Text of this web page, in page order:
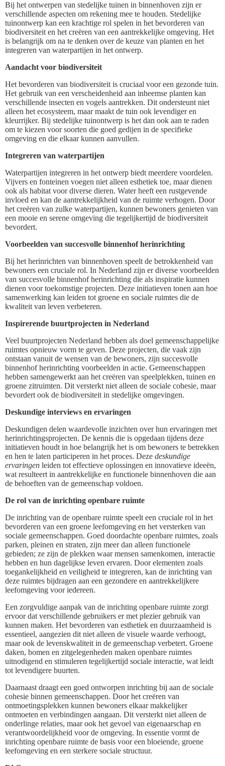
Bij het ontwerpen van stedelijke tuinen in binnenhoven zijn er
verschillende aspecten om rekening mee te houden. Stedelijke
tuinontwerp kan een krachtige rol spelen in het bevorderen van
biodiversiteit en het creëren van een aantrekkelijke omgeving. Het
is belangrijk om na te denken over de keuze van planten en het
integreren van waterpartijen in het ontwerp.
Aandacht voor biodiversiteit
Het bevorderen van biodiversiteit is cruciaal voor een gezonde tuin.
Het gebruik van een verscheidenheid aan inheemse planten kan
verschillende insecten en vogels aantrekken. Dit ondersteunt niet
alleen het ecosysteem, maar maakt de tuin ook levendiger en
kleurrijker. Bij stedelijke tuinontwerp is het dan ook aan te raden
om te kiezen voor soorten die goed gedijen in de specifieke
omgeving en die elkaar kunnen aanvullen.
Integreren van waterpartijen
Waterpartijen integreren in het ontwerp biedt meerdere voordelen.
Vijvers en fonteinen voegen niet alleen esthetiek toe, maar dienen
ook als habitat voor diverse dieren. Water heeft een rustgevende
invloed en kan de aantrekkelijkheid van de ruimte verhogen. Door
het creëren van zulke waterpartijen, kunnen bewoners genieten van
een mooie en serene omgeving die tegelijkertijd de biodiversiteit
bevordert.
Voorbeelden van succesvolle binnenhof herinrichting
Bij het herinrichten van binnenhoven speelt de betrokkenheid van
bewoners een cruciale rol. In Nederland zijn er diverse voorbeelden
van succesvolle binnenhof herinrichting die als inspiratie kunnen
dienen voor toekomstige projecten. Deze initiatieven tonen aan hoe
samenwerking kan leiden tot groene en sociale ruimtes die de
kwaliteit van leven verbeteren.
Inspirerende buurtprojecten in Nederland
Veel buurtprojecten Nederland hebben als doel gemeenschappelijke
ruimtes opnieuw vorm te geven. Deze projecten, die vaak zijn
ontstaan vanuit de wensen van de bewoners, zijn succesvolle
binnenhof herinrichting voorbeelden in actie. Gemeenschappen
hebben samengewerkt aan het creëren van speelplekken, tuinen en
groene zitruimten. Dit versterkt niet alleen de sociale cohesie, maar
bevordert ook de biodiversiteit in stedelijke omgevingen.
Deskundige interviews en ervaringen
Deskundigen delen waardevolle inzichten over hun ervaringen met
herinrichtingsprojecten. De kennis die is opgedaan tijdens deze
initiatieven houdt in hoe belangrijk het is om bewoners te betrekken
en hen te laten participeren in het proces. Deze deskundige
ervaringen leiden tot effectieve oplossingen en innovatieve ideeën,
wat resulteert in aantrekkelijke en functionele binnenhoven die aan
de behoeften van de gemeenschap voldoen.
De rol van de inrichting openbare ruimte
De inrichting van de openbare ruimte speelt een cruciale rol in het
bevorderen van een groene leefomgeving en het versterken van
sociale gemeenschappen. Goed doordachte openbare ruimtes, zoals
parken, pleinen en straten, zijn meer dan alleen functionele
gebieden; ze zijn de plekken waar mensen samenkomen, interactie
hebben en hun dagelijkse leven ervaren. Door elementen zoals
toegankelijkheid en veiligheid te integreren, kan de inrichting van
deze ruimtes bijdragen aan een gezondere en aantrekkelijkere
leefomgeving voor iedereen.
Een zorgvuldige aanpak van de inrichting openbare ruimte zorgt
ervoor dat verschillende gebruikers er met plezier gebruik van
kunnen maken. Het bevorderen van esthetiek en duurzaamheid is
essentieel, aangezien dit niet alleen de visuele waarde verhoogt,
maar ook de levenskwaliteit in de gemeenschap verbetert. Groene
daken, bomen en zitgelegenheden maken openbare ruimtes
uitnodigend en stimuleren tegelijkertijd sociale interactie, wat leidt
tot levendigere buurten.
Daarnaast draagt een goed ontworpen inrichting bij aan de sociale
cohesie binnen gemeenschappen. Door het creëren van
ontmoetingsplekken kunnen bewoners elkaar makkelijker
ontmoeten en verbindingen aangaan. Dit versterkt niet alleen de
onderlinge relaties, maar ook het gevoel van eigenaarschap en
verantwoordelijkheid voor de omgeving. In essentie vormt de
inrichting openbare ruimte de basis voor een bloeiende, groene
leefomgeving en een sterkere sociale structuur.